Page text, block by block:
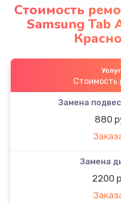
Стоимость
Samsung Tab
Стоимость
Замена
880
Замена
2200